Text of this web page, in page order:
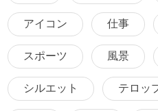
アイコン 仕事
スポーツ 風景
シルエット テロッ